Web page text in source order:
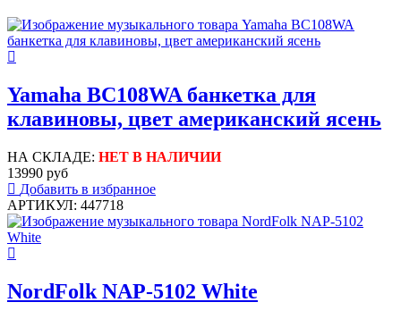
Yamaha BC108WA банкетка для
клавиновы, цвет американский ясень
НА СКЛАДЕ: НЕТ В НАЛИЧИИ
13990 руб
Добавить в избранное
АРТИКУЛ: 447718
NordFolk NAP-5102 White